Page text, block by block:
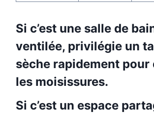
Si c’est une salle de
ventilée, privilégie un
sèche rapidement pour
les moisissures.
Si c’est un espace